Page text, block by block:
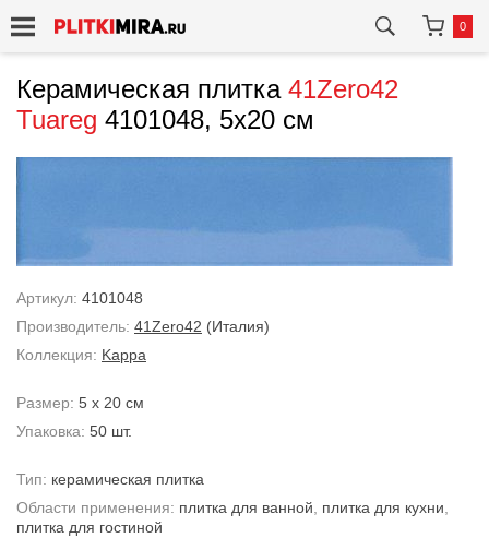
0
Керамическая плитка 41Zero42
Tuareg 4101048, 5x20 см
Артикул: 4101048
Производитель: 41Zero42 (Италия)
Коллекция: Kappa
Размер: 5 x 20 см
Упаковка: 50 шт.
Тип: керамическая плитка
Области применения: плитка для ванной плитка для кухни
плитка для гостиной